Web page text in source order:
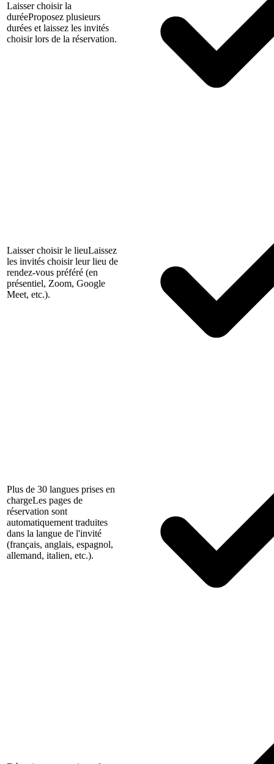
Laisser choisir la
duréeProposez plusieurs
durées et laissez les invités
choisir lors de la réservation.
Laisser choisir le lieuLaissez
les invités choisir leur lieu de
rendez-vous préféré (en
présentiel, Zoom, Google
Meet, etc.).
Plus de 30 langues prises en
chargeLes pages de
réservation sont
automatiquement traduites
dans la langue de l'invité
(français, anglais, espagnol,
allemand, italien, etc.).